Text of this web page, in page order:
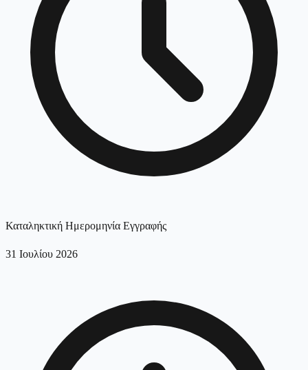
Καταληκτική Ημερομηνία Εγγραφής
31 Ιουλίου 2026